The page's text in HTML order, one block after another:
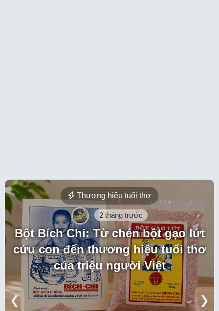
Thương hiệu tuổi thơ
2 tháng trước
Bột Bích Chi: Từ chén bột gạo lứt
cứu con đến thương hiệu tuổi thơ
của triệu người Việt
❮ ❯